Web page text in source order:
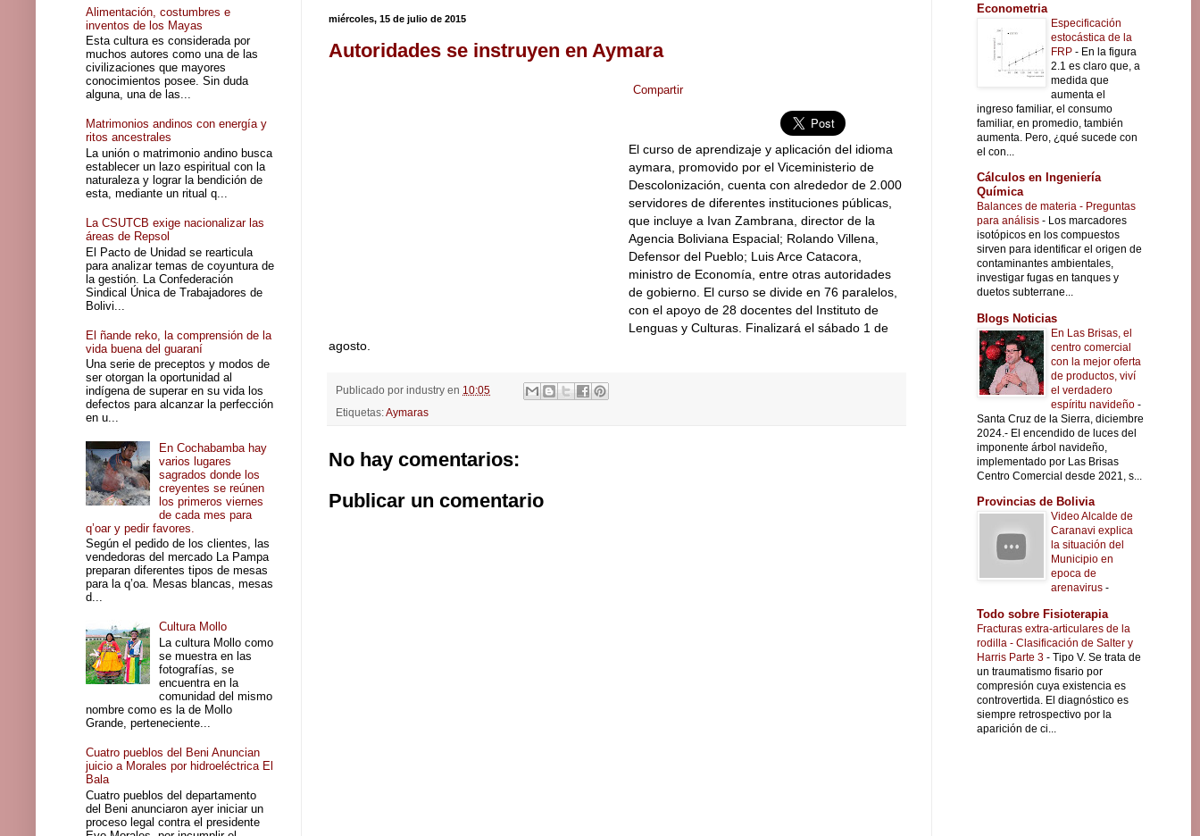
miércoles, 15 de julio de 2015
Autoridades se instruyen en Aymara
Compartir
El curso de aprendizaje y aplicación del idioma
aymara, promovido por el Viceministerio de
Descolonización, cuenta con alrededor de 2.000
servidores de diferentes instituciones públicas,
que incluye a Ivan Zambrana, director de la
Agencia Boliviana Espacial; Rolando Villena,
Defensor del Pueblo; Luis Arce Catacora,
ministro de Economía, entre otras autoridades
de gobierno. El curso se divide en 76 paralelos,
con el apoyo de 28 docentes del Instituto de
Lenguas y Culturas. Finalizará el sábado 1 de
agosto.
Publicado por industry en 10:05
Etiquetas:Aymaras
No hay comentarios:
Publicar un comentario
Alimentación, costumbres e
inventos de los Mayas
Esta cultura es considerada por
muchos autores como una de las
civilizaciones que mayores
conocimientos posee. Sin duda
alguna, una de las...
Matrimonios andinos con energía y
ritos ancestrales
La unión o matrimonio andino busca
establecer un lazo espiritual con la
naturaleza y lograr la bendición de
esta, mediante un ritual q...
La CSUTCB exige nacionalizar las
áreas de Repsol
El Pacto de Unidad se rearticula
para analizar temas de coyuntura de
la gestión. La Confederación
Sindical Única de Trabajadores de
Bolivi...
El ñande reko, la comprensión de la
vida buena del guaraní
Una serie de preceptos y modos de
ser otorgan la oportunidad al
indígena de superar en su vida los
defectos para alcanzar la perfección
en u...
En Cochabamba hay
varios lugares
sagrados donde los
creyentes se reúnen
los primeros viernes
de cada mes para
q’oar y pedir favores.
Según el pedido de los clientes, las
vendedoras del mercado La Pampa
preparan diferentes tipos de mesas
para la q’oa. Mesas blancas, mesas
d...
Cultura Mollo
La cultura Mollo como
se muestra en las
fotografías, se
encuentra en la
comunidad del mismo
nombre como es la de Mollo
Grande, perteneciente...
Cuatro pueblos del Beni Anuncian
juicio a Morales por hidroeléctrica El
Bala
Cuatro pueblos del departamento
del Beni anunciaron ayer iniciar un
proceso legal contra el presidente
Econometria
Especificación
estocástica de la
FRP - En la figura
2.1 es claro que, a
medida que
aumenta el
ingreso familiar, el consumo
familiar, en promedio, también
aumenta. Pero, ¿qué sucede con
el con...
Cálculos en Ingeniería
Química
Balances de materia - Preguntas
para análisis - Los marcadores
isotópicos en los compuestos
sirven para identificar el origen de
contaminantes ambientales,
investigar fugas en tanques y
duetos subterrane...
Blogs Noticias
En Las Brisas, el
centro comercial
con la mejor oferta
de productos, viví
el verdadero
espíritu navideño -
Santa Cruz de la Sierra, diciembre
2024.- El encendido de luces del
imponente árbol navideño,
implementado por Las Brisas
Centro Comercial desde 2021, s...
Provincias de Bolivia
Video Alcalde de
Caranavi explica
la situación del
Municipio en
epoca de
arenavirus -
Todo sobre Fisioterapia
Fracturas extra-articulares de la
rodilla - Clasificación de Salter y
Harris Parte 3 - Tipo V. Se trata de
un traumatismo fisario por
compresión cuya existencia es
controvertida. El diagnóstico es
siempre retrospectivo por la
aparición de ci...